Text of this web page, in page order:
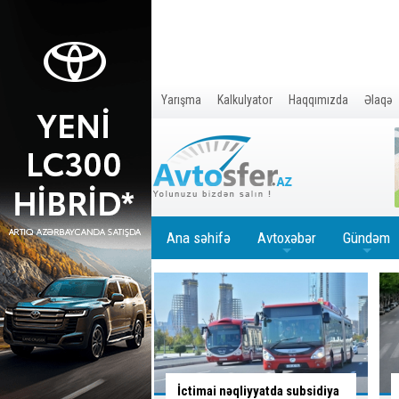
Yarışma Kalkulyator Haqqımızda Əlaqə
Ana səhifə Avtoxəbər Gündəm
subsidiya
Sürücü bu yolayrıcında hansı